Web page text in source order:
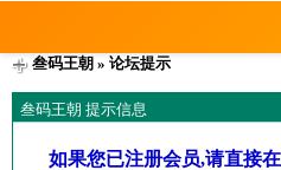
叁码王朝 » 论坛提示
叁码王朝 提示信息
如果您已注册会员,请直接